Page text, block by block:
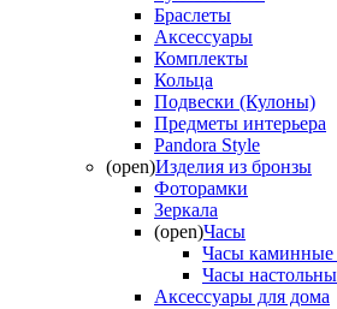
Браслеты
Аксессуары
Комплекты
Кольца
Подвески (Кулоны)
Предметы интерьера
Pandora Style
(open)Изделия из бронзы
Фоторамки
Зеркала
(open)Часы
Часы
Часы
Аксессуары для дома